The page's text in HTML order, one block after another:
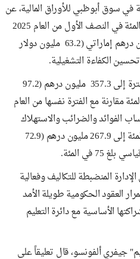
في سوق أبوظبي للأوراق المالية، عن
ارتفاع صافي أرباحها بنسبة 3 في المئة في النصف الأول من العام 2025
على أساس سنوي إلى 232.3 مليون درهم إماراتي (63.2 مليون دولار
الكفاءة التشغيلية.
وارتفعت إيرادات الشركة خلال الفترة إلى 357.3 مليون درهم (97.2
بزيادة نسبتها 1 في المئة مقارنة مع الفترة نفسها من العام
الفوائد والضرائب والاستهلاك
والإهلاك (EBITDA) بنسبة 3 في المئة إلى 267.9 مليون درهم (72.9
في المئة.
المنضبطة للتكاليف وفعالية
العقود الحكومية طويلة الأمد
الأساسية مع دائرة التعليم
جيفري ألفونسو، قال تعليقاً على